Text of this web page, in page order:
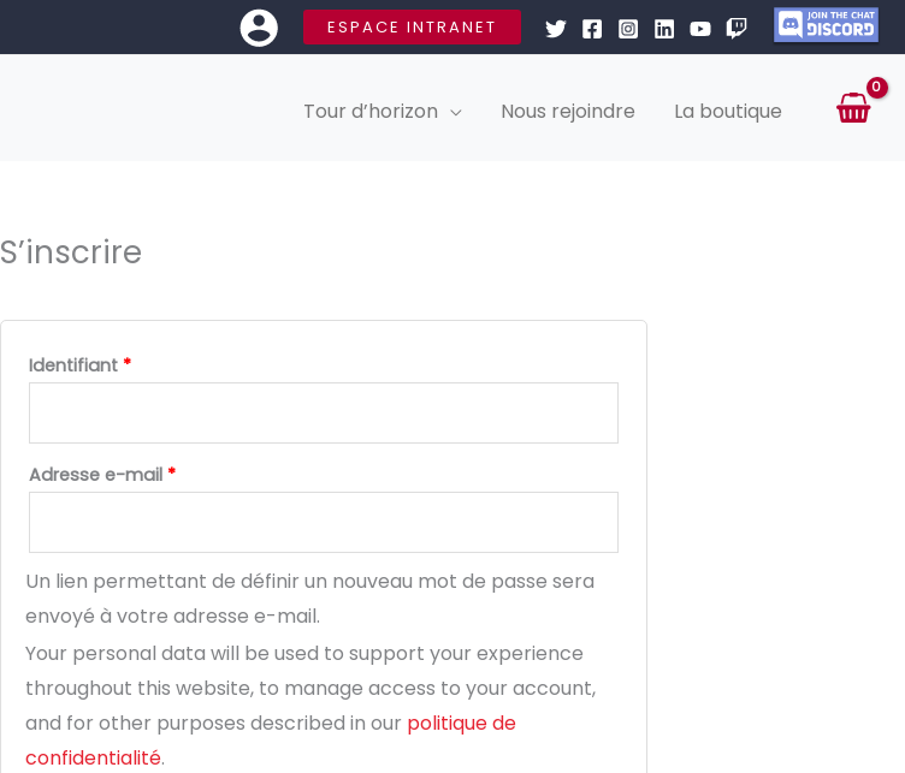
ESPACE INTRANET
Tour d’horizon Nous rejoindre La boutique
S’inscrire
Identifiant *
Obligatoire
Adresse e-mail *
Un lien permettant de définir un nouveau mot de passe sera
envoyé à votre adresse e-mail.
Your personal data will be used to support your experience
throughout this website, to manage access to your account,
and for other purposes described in our politique de
confidentialité.